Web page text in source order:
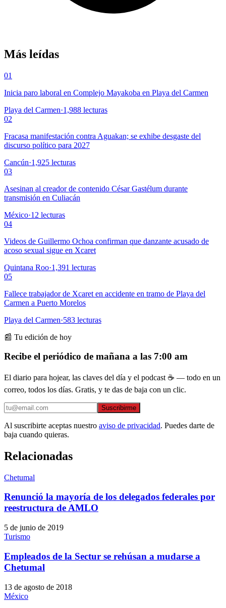
Más leídas
01
Inicia paro laboral en Complejo Mayakoba en Playa del Carmen
Playa del Carmen·1,988 lecturas
02
Fracasa manifestación contra Aguakan; se exhibe desgaste del
discurso político para 2027
Cancún·1,925 lecturas
03
Asesinan al creador de contenido César Gastélum durante
transmisión en Culiacán
México·12 lecturas
04
Videos de Guillermo Ochoa confirman que danzante acusado de
acoso sexual sigue en Xcaret
Quintana Roo·1,391 lecturas
05
Fallece trabajador de Xcaret en accidente en tramo de Playa del
Carmen a Puerto Morelos
Playa del Carmen·583 lecturas
📰 Tu edición de hoy
Recibe el periódico de mañana a las 7:00 am
El diario para hojear, las claves del día y el podcast ☕ — todo en un
correo, todos los días. Gratis, y te das de baja con un clic.
Suscribirme
Al suscribirte aceptas nuestro aviso de privacidad. Puedes darte de
baja cuando quieras.
Relacionadas
Chetumal
Renunció la mayoría de los delegados federales por
reestructura de AMLO
5 de junio de 2019
Turismo
Empleados de la Sectur se rehúsan a mudarse a
Chetumal
13 de agosto de 2018
México